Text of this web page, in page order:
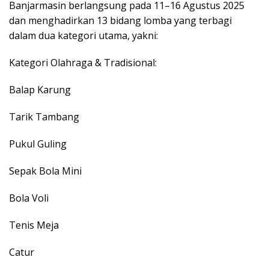
Banjarmasin berlangsung pada 11–16 Agustus 2025
dan menghadirkan 13 bidang lomba yang terbagi
dalam dua kategori utama, yakni:
Kategori Olahraga & Tradisional:
Balap Karung
Tarik Tambang
Pukul Guling
Sepak Bola Mini
Bola Voli
Tenis Meja
Catur